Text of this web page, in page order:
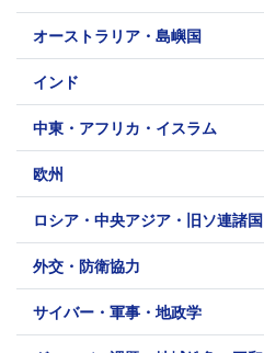
オーストラリア・島嶼国
インド
中東・アフリカ・イスラム
欧州
ロシア・中央アジア・旧ソ連諸国
外交・防衛協力
サイバー・軍事・地政学